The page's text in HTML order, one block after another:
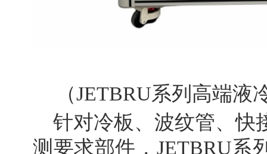
（JETBRU系列高端
针对冷板、波纹管、快
测要求部件，JETBRU系